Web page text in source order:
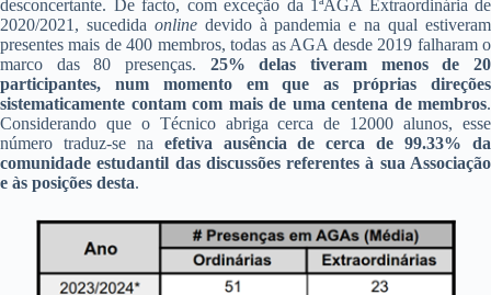
desconcertante. De facto, com exceção da 1ªAGA Extraordinária de
2020/2021, sucedida onlinedevido à pandemia e na qual estiveram
presentes mais de 400 membros, todas as AGA desde 2019 falharam o
marco das 80 presenças. 25% delas tiveram menos de 20
participantes, num momento em que as próprias direções
sistematicamente contam com mais de uma centena de membros.
Considerando que o Técnico abriga cerca de 12000 alunos, esse
número traduz-se na efetiva ausência de cerca de 99.33% da
comunidade estudantil das discussões referentes à sua Associação
e às posições desta.